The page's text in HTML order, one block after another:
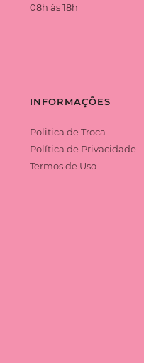
08h às 18h
INFORMAÇÕES
Politica de Troca
Política de Privacidade
Termos de Uso